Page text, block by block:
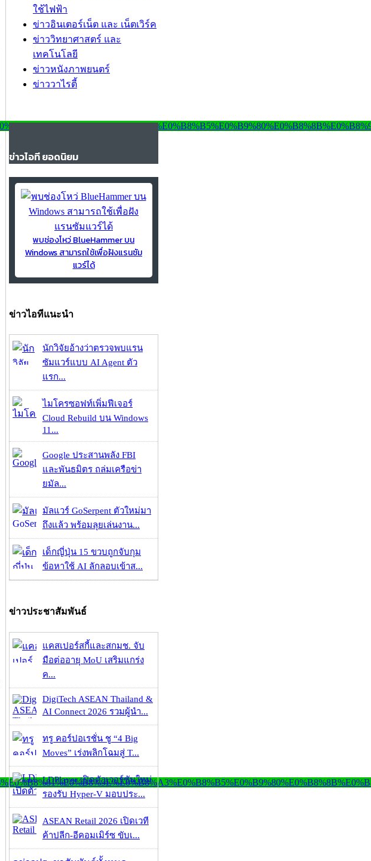
ใช้ไฟฟ้า
ข่าวอินเตอร์เน็ต และ เน็ตเวิร์ค
ข่าววิทยาศาสตร์ และ
เทคโนโลยี
ข่าวหนังภาพยนตร์
ข่าววาไรตี้
ข่าวไอที ยอดนิยม
พบช่องโหว่ BlueHammer บน
Windows สามารถใช้เพื่อฝังแรนซัม
แวร์ได้
ข่าวไอทีแนะนำ
นักวิจัยอ้างว่าตรวจพบแรน
ซัมแวร์แบบ AI Agent ตัว
แรก...
ไมโครซอฟท์เพิ่มฟีเจอร์
Cloud Rebuild บน Windows
11...
Google ประสานพลัง FBI
และพันธมิตร ถล่มเครือข่า
ยมัล...
มัลแวร์ GoSerpent ตัวใหม่มา
ถึงแล้ว พร้อมลุยเล่นงาน...
เด็กญี่ปุ่น 15 ขวบถูกจับกุม
ข้อหาใช้ AI ลักลอบเข้าส...
ข่าวประชาสัมพันธ์
แคสเปอร์สกี้และสกมช. จับ
มือต่ออายุ MoU เสริมแกร่ง
ค...
DigiTech ASEAN Thailand &
AI Connect 2026 รวมผู้นำ...
ทรู คอร์ปอเรชั่น ชู “4 Big
Moves” เร่งพลิกโฉมสู่ T...
LDPlayer เปิดตัวเวอร์ชันใหม่
รองรับ Hyper-V มอบประ...
ASEAN Retail 2026 เปิดเวที
ค้าปลีก-อีคอมเมิร์ซ ขับเ...